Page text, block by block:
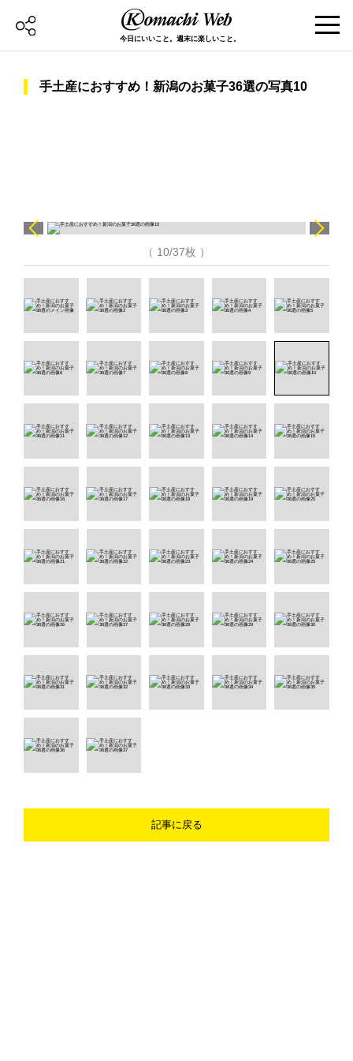
今日にいいこと。週末に楽しいこと。
手土産におすすめ！新潟のお菓子36選の写真10
（ 10/37枚 ）
記事に戻る